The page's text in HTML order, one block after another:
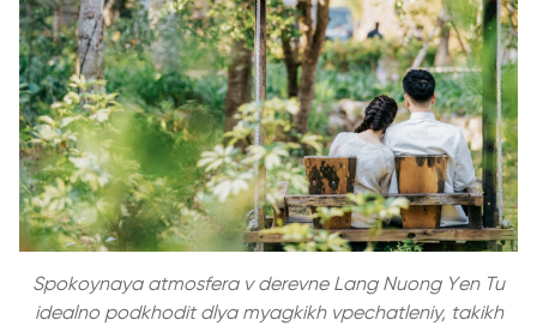
Spokoynaya atmosfera v derevne Lang Nuong Yen Tu
idealno podkhodit dlya myagkikh vpechatleniy, takikh